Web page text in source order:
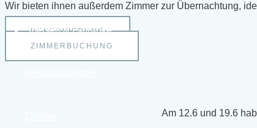
Speisen & Getränke
Wir bieten ihnen außerdem Zimmer zur Übernachtung,
RESERVIERUNG
ZIMMERBUCHUNG
Am 12.6 und 19.6